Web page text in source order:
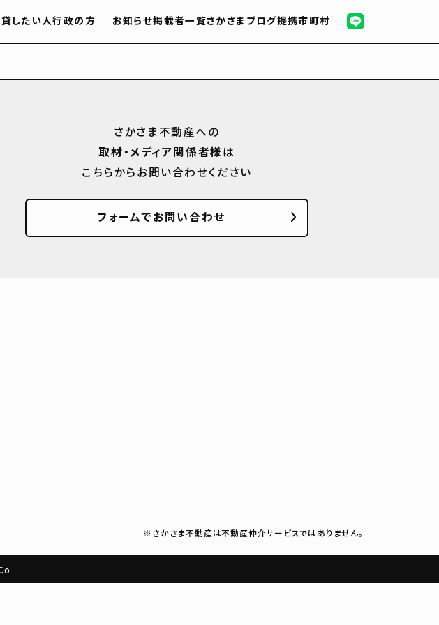
貸したい人行政の方 お知らせ掲載者一覧さかさまブログ提携市町村
さかさま不動産への
取材・メディア関係者様は
こちらからお問い合わせください
フォームでお問い合わせ
※さかさま不動産は不動産仲介サービスではありません。